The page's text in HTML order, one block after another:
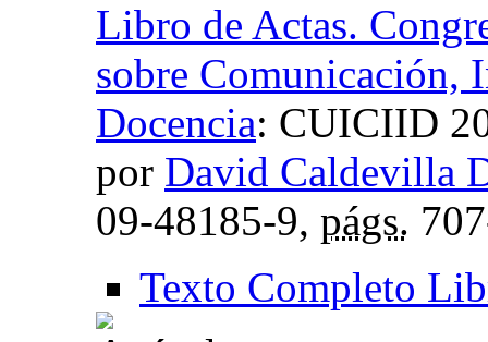
Libro de Actas.
sobre Comunicación,
Docencia: CUICIID
por David Caldevilla
09-48185-9, págs.
Texto Completo